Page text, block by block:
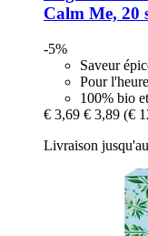
Calm Me, 20
-5%
Saveur
Pour
100% bio
€ 3,69 € 3,89 (€
Livraison